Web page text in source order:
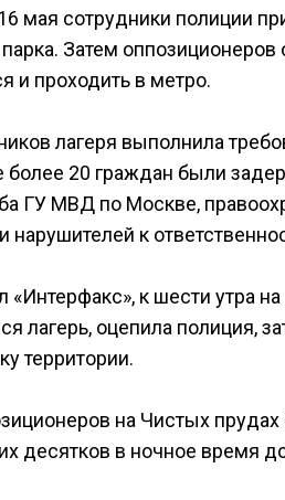
мая сотрудники полиции
Затем
и проходить в метро.
лагеря выполнила
более 20 граждан были
ГУ МВД по Москве,
нарушителей к
«Интерфакс», к шести утра
лагерь, оцепила полиция,
территории.
на Чистых
десятков в ночное время